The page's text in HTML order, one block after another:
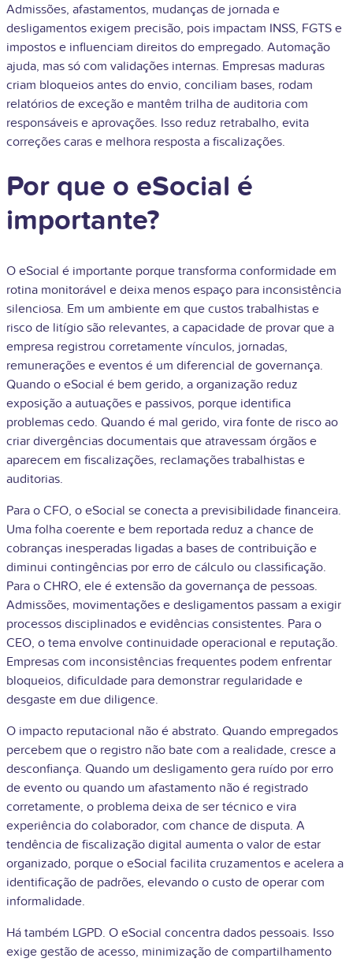
Admissões, afastamentos, mudanças de jornada e
desligamentos exigem precisão, pois impactam INSS, FGTS e
impostos e influenciam direitos do empregado. Automação
ajuda, mas só com validações internas. Empresas maduras
criam bloqueios antes do envio, conciliam bases, rodam
relatórios de exceção e mantêm trilha de auditoria com
responsáveis e aprovações. Isso reduz retrabalho, evita
correções caras e melhora resposta a fiscalizações.
Por que o eSocial é
importante?
O eSocial é importante porque transforma conformidade em
rotina monitorável e deixa menos espaço para inconsistência
silenciosa. Em um ambiente em que custos trabalhistas e
risco de litígio são relevantes, a capacidade de provar que a
empresa registrou corretamente vínculos, jornadas,
remunerações e eventos é um diferencial de governança.
Quando o eSocial é bem gerido, a organização reduz
exposição a autuações e passivos, porque identifica
problemas cedo. Quando é mal gerido, vira fonte de risco ao
criar divergências documentais que atravessam órgãos e
aparecem em fiscalizações, reclamações trabalhistas e
auditorias.
Para o CFO, o eSocial se conecta a previsibilidade financeira.
Uma folha coerente e bem reportada reduz a chance de
cobranças inesperadas ligadas a bases de contribuição e
diminui contingências por erro de cálculo ou classificação.
Para o CHRO, ele é extensão da governança de pessoas.
Admissões, movimentações e desligamentos passam a exigir
processos disciplinados e evidências consistentes. Para o
CEO, o tema envolve continuidade operacional e reputação.
Empresas com inconsistências frequentes podem enfrentar
bloqueios, dificuldade para demonstrar regularidade e
desgaste em due diligence.
O impacto reputacional não é abstrato. Quando empregados
percebem que o registro não bate com a realidade, cresce a
desconfiança. Quando um desligamento gera ruído por erro
de evento ou quando um afastamento não é registrado
corretamente, o problema deixa de ser técnico e vira
experiência do colaborador, com chance de disputa. A
tendência de fiscalização digital aumenta o valor de estar
organizado, porque o eSocial facilita cruzamentos e acelera a
identificação de padrões, elevando o custo de operar com
informalidade.
Há também LGPD. O eSocial concentra dados pessoais. Isso
exige gestão de acesso, minimização de compartilhamento